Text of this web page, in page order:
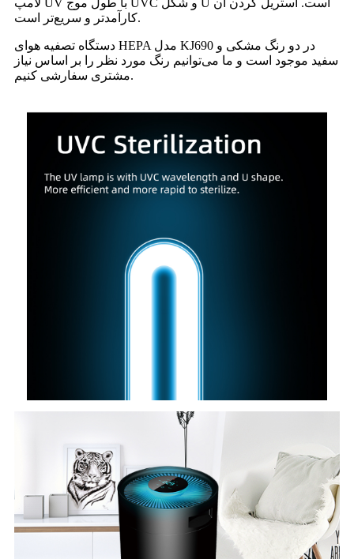
لامپ UV با طول موج UVC و شکل U است. استریل کردن آن
کارآمدتر و سریع‌تر است.
دستگاه تصفیه هوای HEPA مدل KJ690 در دو رنگ مشکی و
سفید موجود است و ما می‌توانیم رنگ مورد نظر را بر اساس نیاز
مشتری سفارشی کنیم.